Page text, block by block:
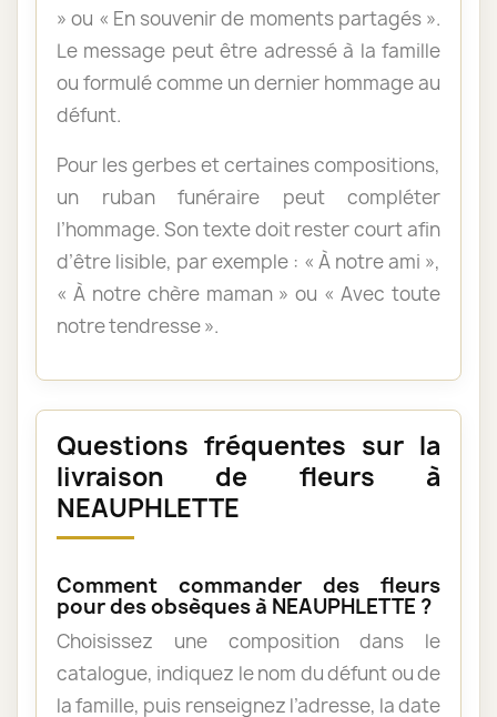
» ou « En souvenir de moments partagés ».
Le message peut être adressé à la famille
ou formulé comme un dernier hommage au
défunt.
Pour les gerbes et certaines compositions,
un ruban funéraire peut compléter
l’hommage. Son texte doit rester court afin
d’être lisible, par exemple : « À notre ami »,
« À notre chère maman » ou « Avec toute
notre tendresse ».
Questions fréquentes sur la
livraison de fleurs à
NEAUPHLETTE
Comment commander des fleurs
pour des obsèques à NEAUPHLETTE ?
Choisissez une composition dans le
catalogue, indiquez le nom du défunt ou de
la famille, puis renseignez l’adresse, la date